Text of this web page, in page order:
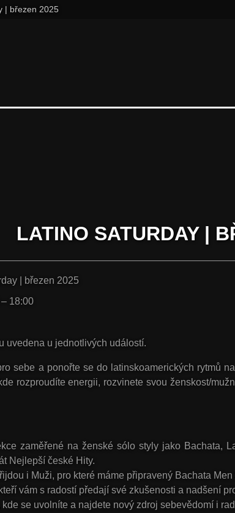
| březen 2025
LATINO SATURDAY |
| březen 2025
18:00
uvedena u jednotlivých událostí.
sebe a ponořte se do latinskoamerických rytmů
rozproudíte energii, rozvinete svou ženskost/
zaměřené na ženské sólo styly jako Bachata,
Nejlepší české Hity.
i Muži, pro které máme připravený Bachata Men
vám s radostí předají své zkušenosti a nadšení
se uvolníte a najdete nový zdroj sebevědomí i